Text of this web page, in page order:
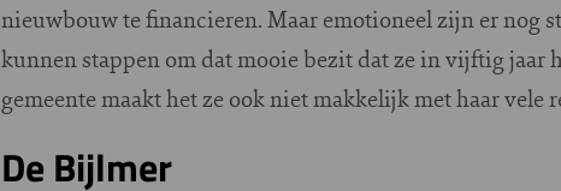
nieuwbouw te financieren. Maar emotioneel zijn er nog
kunnen stappen om dat mooie bezit dat ze in vijftig jaar
gemeente maakt het ze ook niet makkelijk met haar vele
De Bijlmer